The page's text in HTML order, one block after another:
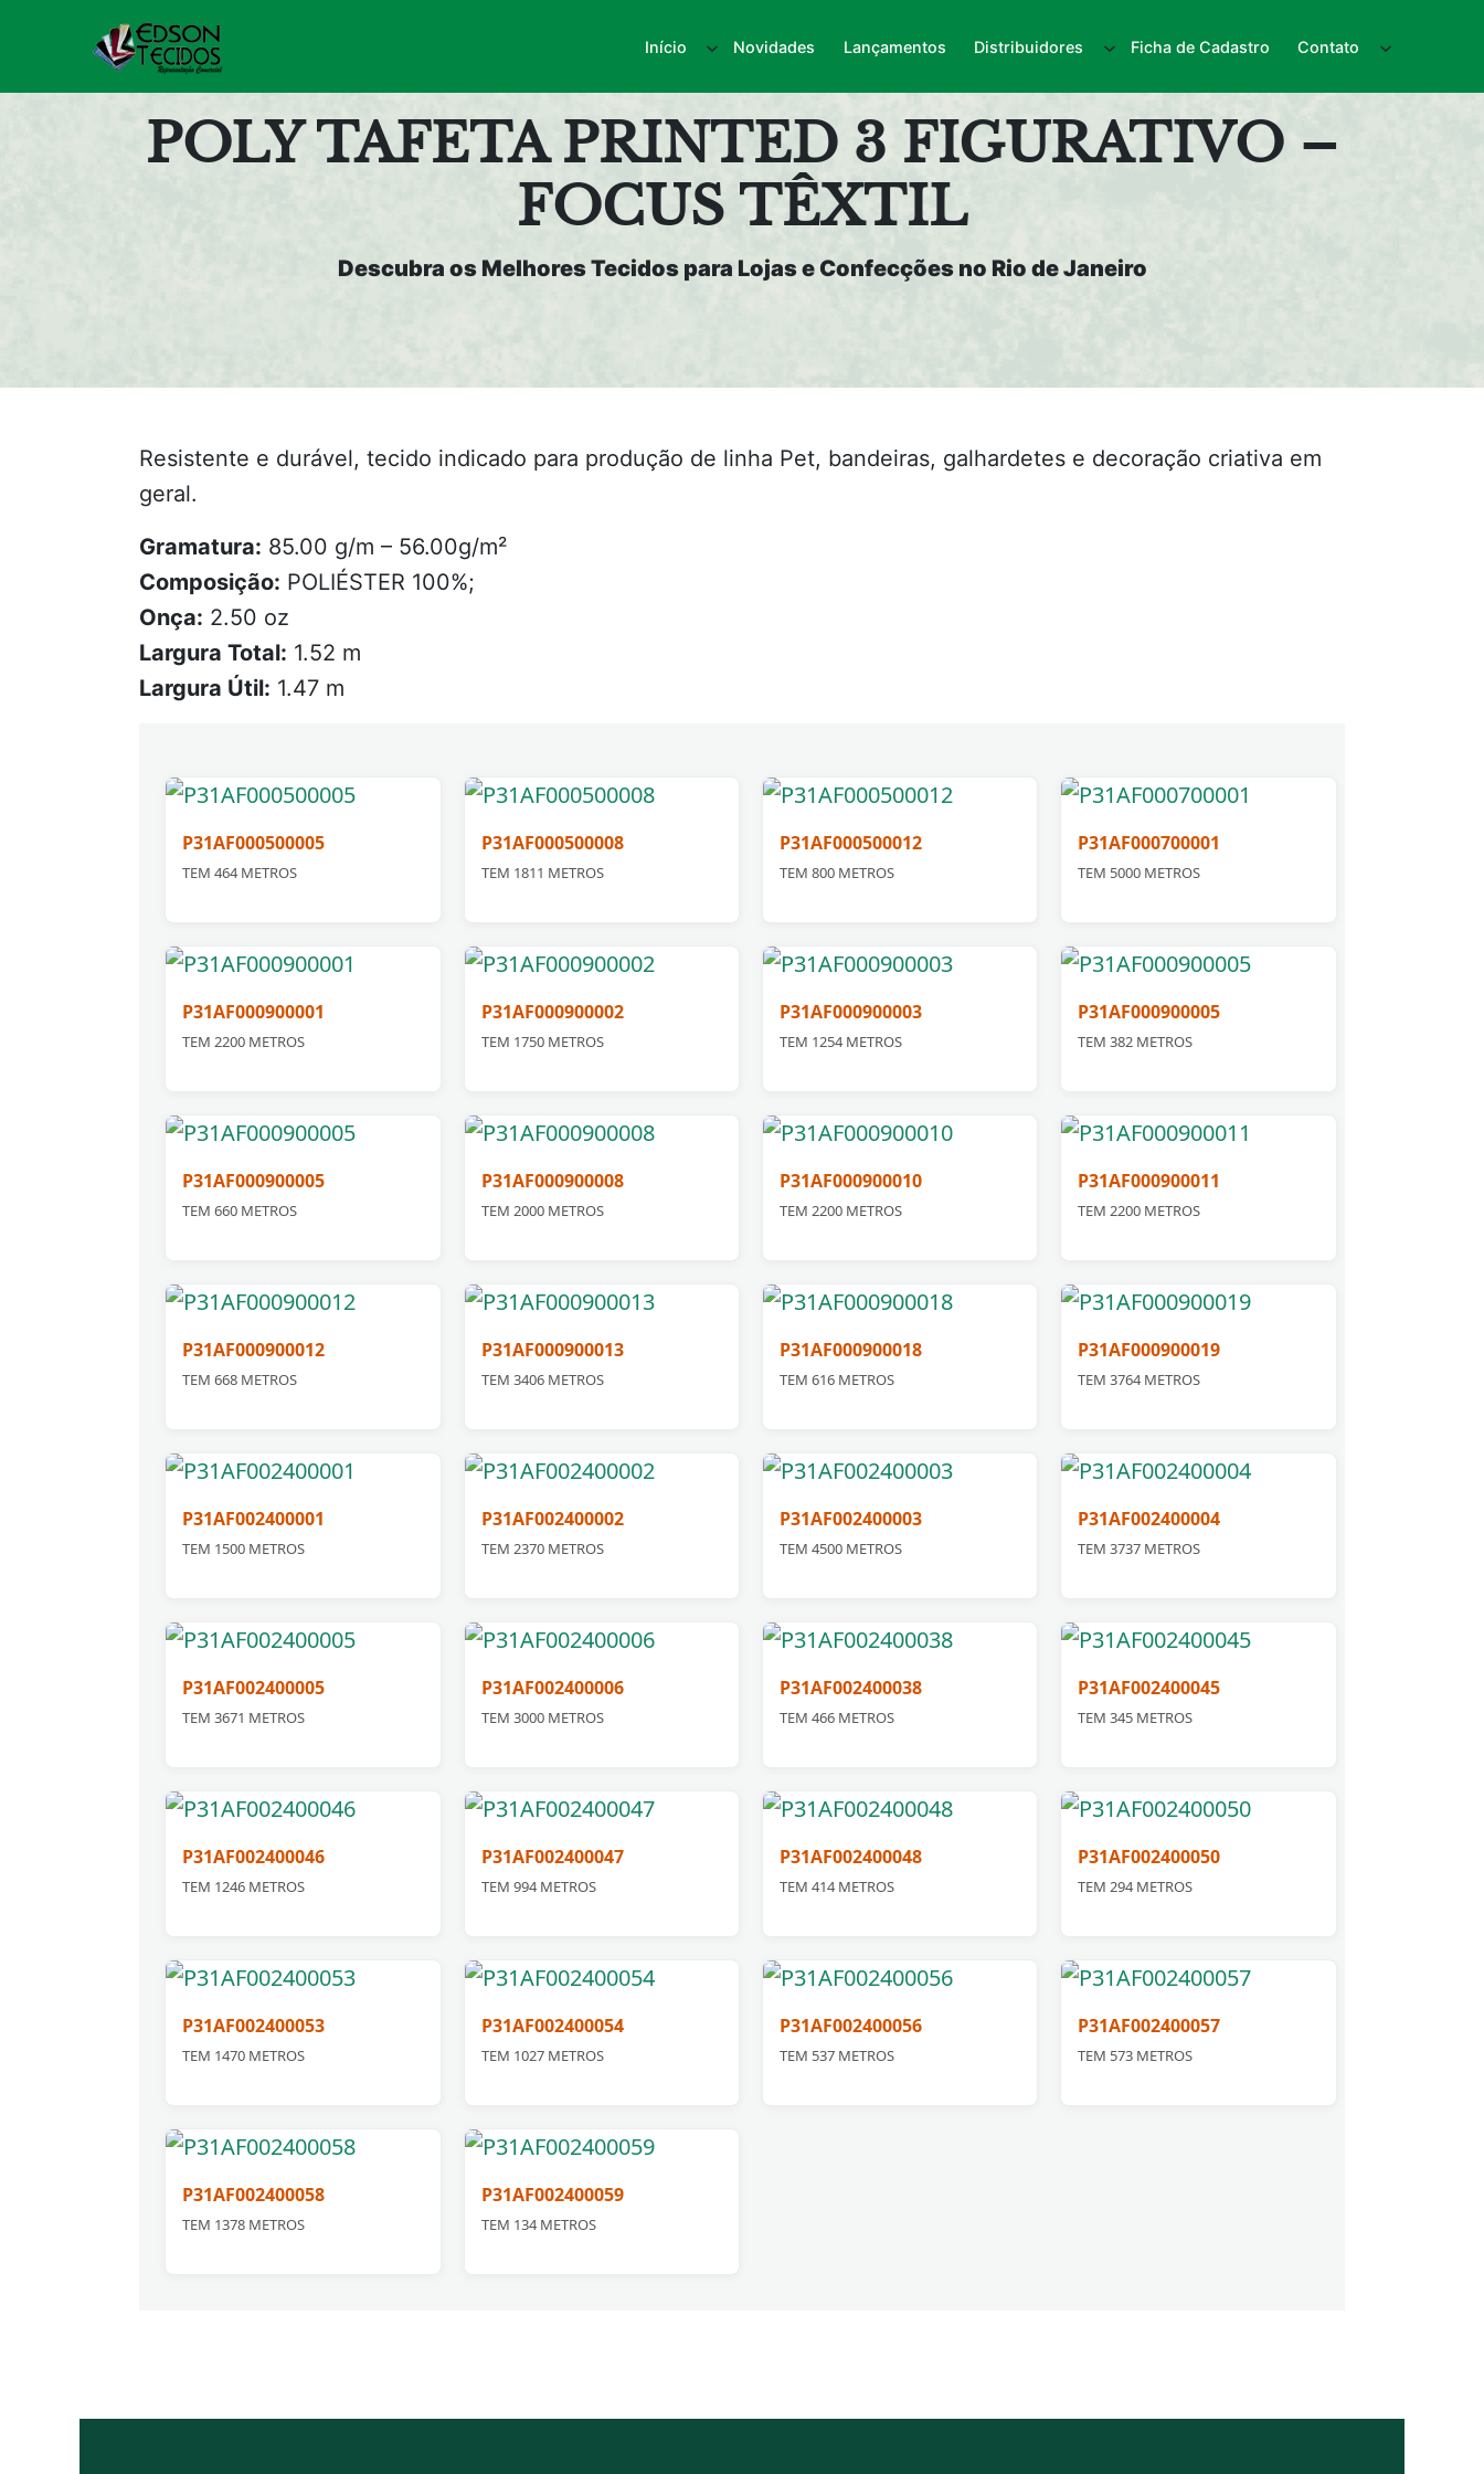
o
Início Novidades Lançamentos Distribuidores Ficha de Cadastro Contato
POLY TAFETA PRINTED 3 FIGURATIVO –
FOCUS TÊXTIL
Descubra os Melhores Tecidos para Lojas e Confecções no Rio de Janeiro
Resistente e durável, tecido indicado para produção de linha Pet, bandeiras, galhardetes e decoração criativa em
geral.
Gramatura: 85.00 g/m – 56.00g/m²
Composição: POLIÉSTER 100%;
Onça: 2.50 oz
Largura Total: 1.52 m
Largura Útil: 1.47 m
P31AF000500005
TEM 464 METROS
P31AF000500008
TEM 1811 METROS
P31AF000500012
TEM 800 METROS
P31AF000700001
TEM 5000 METROS
P31AF000900001
TEM 2200 METROS
P31AF000900002
TEM 1750 METROS
P31AF000900003
TEM 1254 METROS
P31AF000900005
TEM 382 METROS
P31AF000900005
TEM 660 METROS
P31AF000900008
TEM 2000 METROS
P31AF000900010
TEM 2200 METROS
P31AF000900011
TEM 2200 METROS
P31AF000900012
TEM 668 METROS
P31AF000900013
TEM 3406 METROS
P31AF000900018
TEM 616 METROS
P31AF000900019
TEM 3764 METROS
P31AF002400001
TEM 1500 METROS
P31AF002400002
TEM 2370 METROS
P31AF002400003
TEM 4500 METROS
P31AF002400004
TEM 3737 METROS
P31AF002400005
TEM 3671 METROS
P31AF002400006
TEM 3000 METROS
P31AF002400038
TEM 466 METROS
P31AF002400045
TEM 345 METROS
P31AF002400046
TEM 1246 METROS
P31AF002400047
TEM 994 METROS
P31AF002400048
TEM 414 METROS
P31AF002400050
TEM 294 METROS
P31AF002400053
TEM 1470 METROS
P31AF002400054
TEM 1027 METROS
P31AF002400056
TEM 537 METROS
P31AF002400057
TEM 573 METROS
P31AF002400058
TEM 1378 METROS
P31AF002400059
TEM 134 METROS